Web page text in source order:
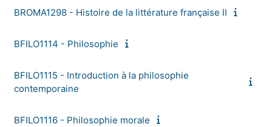
BROMA1298 - Histoire de la littérature française II
BFILO1114 - Philosophie
BFILO1115 - Introduction à la philosophie
contemporaine
BFILO1116 - Philosophie morale